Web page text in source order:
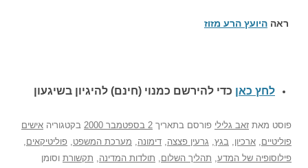
ראה היועץ הרע מזוז
לחץ כאן כדי להירשם כמנוי (חינם) להיגיון בשיגעון
פוסט מאת זאב גלילי פורסם בתאריך 2 בספטמבר 2000 בקטגוריה אישים
פוליטיים ארכיון בגץ גרעין פצצה דימונה מערכת המשפט פוליטיקאים
פילוסופיה של המדע תהליך השלום תולדות המדינה תקשורת וסומן